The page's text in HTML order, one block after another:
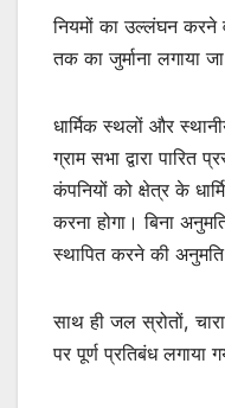
नियमों का उल्लंघन करने
तक का जुर्माना लगाया
धार्मिक स्थलों और
ग्राम सभा द्वारा पारित
कंपनियों को क्षेत्र के
करना होगा। बिना
स्थापित करने की अनुमति
साथ ही जल स्रोतों,
पर पूर्ण प्रतिबंध लगाया